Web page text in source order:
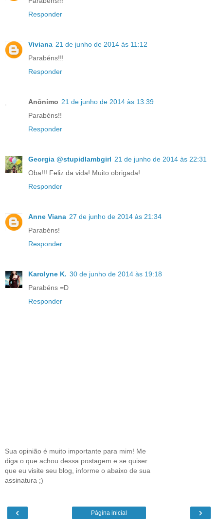
Responder
Viviana 21 de junho de 2014 às 11:12
Parabéns!!!
Responder
Anônimo 21 de junho de 2014 às 13:39
Parabéns!!
Responder
Georgia @stupidlambgirl 21 de junho de 2014 às 22:31
Oba!!! Feliz da vida! Muito obrigada!
Responder
Anne Viana 27 de junho de 2014 às 21:34
Parabéns!
Responder
Karolyne K. 30 de junho de 2014 às 19:18
Parabéns =D
Responder
Sua opinião é muito importante para mim! Me
diga o que achou dessa postagem e se quiser
que eu visite seu blog, informe o abaixo de sua
assinatura ;)
‹ ›
Página inicial